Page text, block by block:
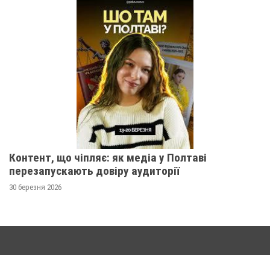
Контент, що чіпляє: як медіа у Полтаві
перезапускають довіру аудиторії
30 березня 2026